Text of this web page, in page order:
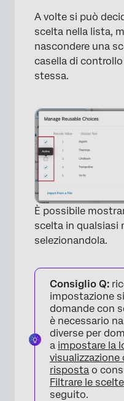
A volte si può
scelta nella lista,
nascondere una
casella di
stessa.
È possibile
scelta in qualsiasi
selezionandola.
Consiglio Q:
impostazione
domande con
è necessario
diverse per
a impostare la
visualizzazione
risposta o
Filtrare le
seguito.